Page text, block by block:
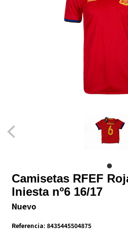
Camisetas RFEF
Iniesta nº6 16/17
Nuevo
Referencia: 8435445504875